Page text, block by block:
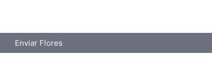
Enviar Flores